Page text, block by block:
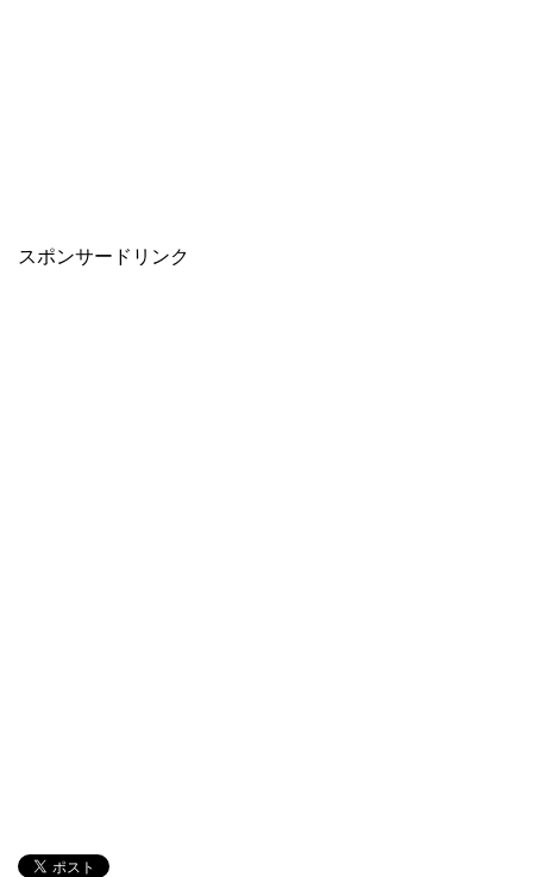
スポンサードリンク